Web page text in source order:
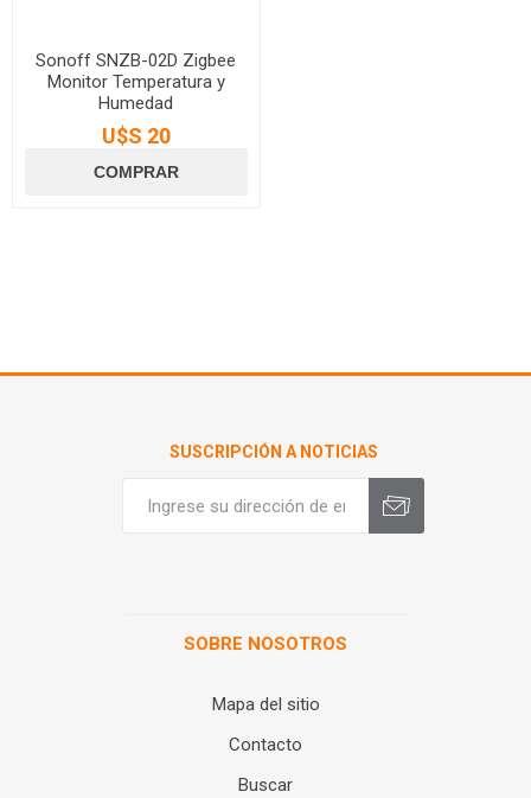
Sonoff SNZB-02D Zigbee
Monitor Temperatura y
Humedad
U$S 20
SUSCRIPCIÓN A NOTICIAS
SOBRE NOSOTROS
Mapa del sitio
Contacto
Buscar